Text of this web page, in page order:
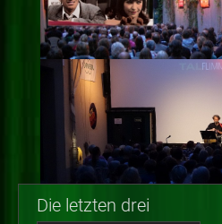
Die letzten drei